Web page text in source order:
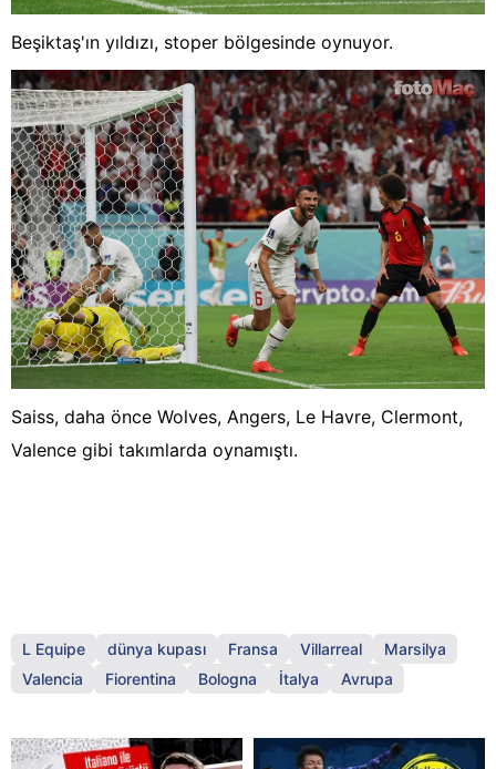
Beşiktaş'ın yıldızı, stoper bölgesinde oynuyor.
Saiss, daha önce Wolves, Angers, Le Havre, Clermont,
Valence gibi takımlarda oynamıştı.
L Equipe dünya kupası Fransa Villarreal
Marsilya
Valencia
Fiorentina Bologna İtalya Avrupa